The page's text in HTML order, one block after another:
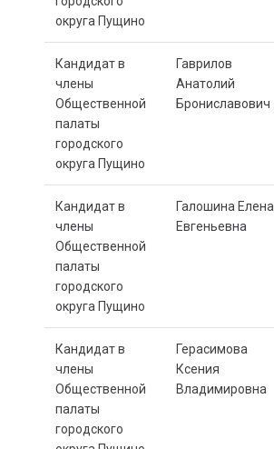
округа Пущино
Кандидат в
члены
Общественной
палаты
городского
округа Пущино
Гаврилов
Анатолий
Брониславович
Кандидат в
члены
Общественной
палаты
городского
округа Пущино
Галошина Елена
Евгеньевна
Кандидат в
члены
Общественной
палаты
городского
Герасимова
Ксения
Владимировна